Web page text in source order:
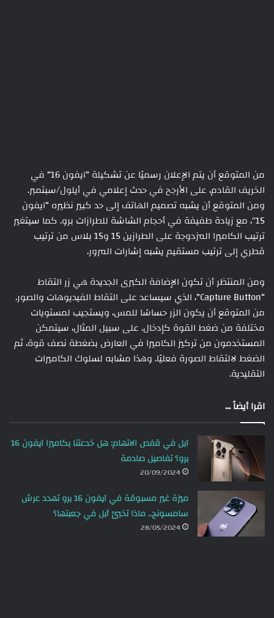
من المتوقع أن يتم الإعلان رسميًا عن تشكيلة “آيفون 16” في
الخريف القادم، على الأرجح في حدث إعلامي في أيلول/سبتمبر.
ومن المتوقع أن يشبه تصميم الهاتف إلى حد كبير نظيره “آيفون
15″، مع زيادة طفيفة في أحجام الشاشة للطرازات برو. كما سيتغير
ترتيب الكاميرا المزدوجة على الطرازين 15 و15 بلاس من ترتيب
قطري إلى ترتيب مستقيم يشبه إشارات المرور.
ومن المنتظر أن تكون الإضافة الكبرى الجديدة هي زر التقاط
“Capture Button”، الذي سيساعد على التقاط الفيديوهات والصور.
من المتوقع أن يكون الزر حساسًا للمس، ويستجيب لمستويات
مختلفة من ضغط القوة كإدخال. على سبيل المثال، سيتمكن
المستخدمون من تركيز الكاميرا في العارض بضغطة نصف قوة، ثم
الضغط لالتقاط الصورة فعليًا. وهذا مشابه لسلوك الكاميرات
التقليدية.
اقرا أيضاً ...
آبل في قفص الاتهام: هل خدعتنا بكاميرا آيفون 16
برو؟ تفاصيل صادمة
20/09/2024
ميزة غير مسبوقة في آيفون 16 برو تهدد عرش
سامسونج.. ماذا تخبئ أبل في جعبتها؟
28/05/2024